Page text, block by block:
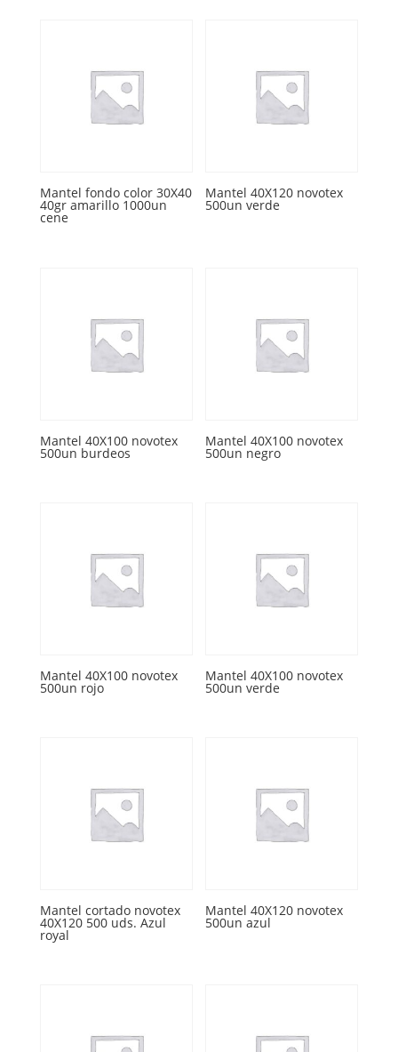
Mantel fondo color 30X40
40gr amarillo 1000un
cene
Mantel 40X120 novotex
500un verde
Mantel 40X100 novotex
500un burdeos
Mantel 40X100 novotex
500un negro
Mantel 40X100 novotex
500un rojo
Mantel 40X100 novotex
500un verde
Mantel cortado novotex
40X120 500 uds. Azul
royal
Mantel 40X120 novotex
500un azul